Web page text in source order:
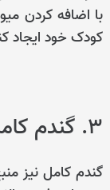
با اضافه کردن
کودک خود ایجاد
۳. گندم کامل
گندم کامل نیز